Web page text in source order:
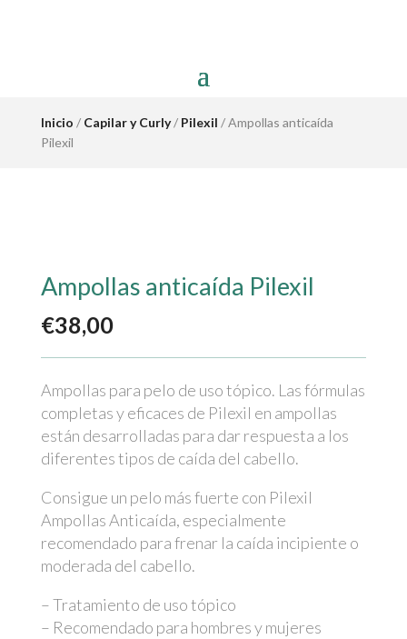
Inicio / Capilar y Curly/ Pilexil / Ampollas anticaída
Pilexil
Ampollas anticaída Pilexil
€38,00
Ampollas para pelo de uso tópico. Las fórmulas
completas y eficaces de Pilexil en ampollas
están desarrolladas para dar respuesta a los
diferentes tipos de caída del cabello.
Consigue un pelo más fuerte con Pilexil
Ampollas Anticaída, especialmente
recomendado para frenar la caída incipiente o
moderada del cabello.
– Tratamiento de uso tópico
– Recomendado para hombres y mujeres